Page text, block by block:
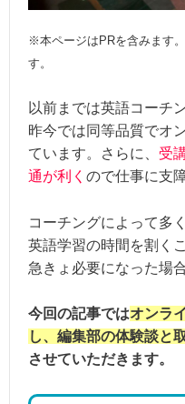
※本ページはPRを含みます
す。
以前までは英語コーチ
昨今では同等品質でオ
ています。さらに、 受
通が利く ので仕事に支
コーチングによって多
英語学習の時間を割く
急きょ必要になった場
今回の記事ではオンラ
し、編集部の体験談と
させていただきます。